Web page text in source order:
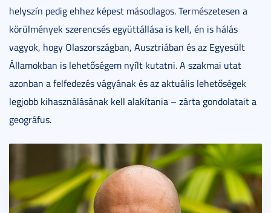
helyszín pedig ehhez képest másodlagos. Természetesen a
körülmények szerencsés együttállása is kell, én is hálás
vagyok, hogy Olaszországban, Ausztriában és az Egyesült
Államokban is lehetőségem nyílt kutatni. A szakmai utat
azonban a felfedezés vágyának és az aktuális lehetőségek
legjobb kihasználásának kell alakítania – zárta gondolatait a
geográfus.